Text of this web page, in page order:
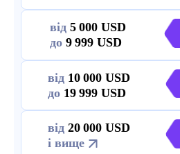
від 5 000
до 9 999
від 10 000
до 19 999
від 20 000
і вище